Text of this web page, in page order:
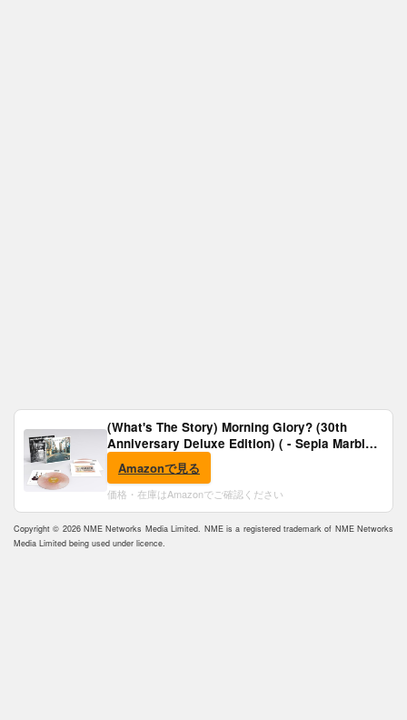
(What's The Story) Morning Glory? (30th
Anniversary Deluxe Edition) ( - Sepia Marble
Vinyl) [Analog]
Amazonで見る
価格・在庫はAmazonでご確認ください
Copyright © 2026 NME Networks Media Limited. NME is a registered trademark of NME Networks
Media Limited being used under licence.